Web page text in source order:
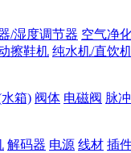
/湿度调节器 空气净
擦鞋机 纯水机/直饮
箱) 阀体 电磁阀 脉
解码器 电源 线材 插